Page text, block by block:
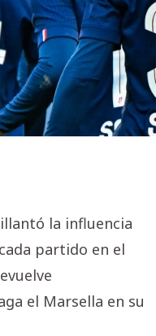
la influencia
partido en el
el Marsella en su